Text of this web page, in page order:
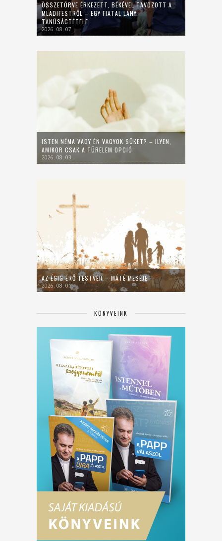
ÖSSZETÖRVE ÉRKEZETT, BÉKÉVEL TÁVOZOTT A
MLADIFESTRŐL – EGY FIATAL LÁNY
TANÚSÁGTÉTELE
2026. 08. 07.
ISTEN NÉMA VAGY ÉN VAGYOK SÜKET? – ILYEN,
AMIKOR CSAK A TÜRELEM OPCIÓ
2026. 08. 03.
AZ ÉGIG ÉRŐ TESTVÉR – MÁTÉ MESÉJE
2026. 08. 01.
KÖNYVEINK